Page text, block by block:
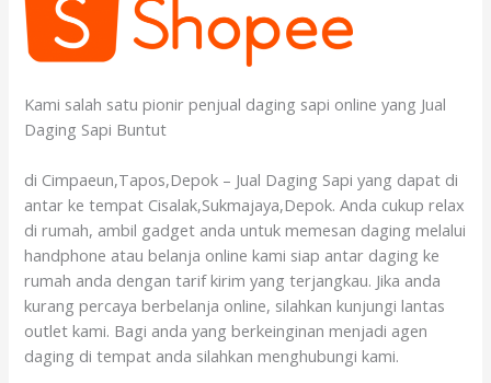
Kami salah satu pionir penjual daging sapi online yang Jual
Daging Sapi Buntut
di Cimpaeun,Tapos,Depok – Jual Daging Sapi yang dapat di
antar ke tempat Cisalak,Sukmajaya,Depok. Anda cukup relax
di rumah, ambil gadget anda untuk memesan daging melalui
handphone atau belanja online kami siap antar daging ke
rumah anda dengan tarif kirim yang terjangkau. Jika anda
kurang percaya berbelanja online, silahkan kunjungi lantas
outlet kami. Bagi anda yang berkeinginan menjadi agen
daging di tempat anda silahkan menghubungi kami.